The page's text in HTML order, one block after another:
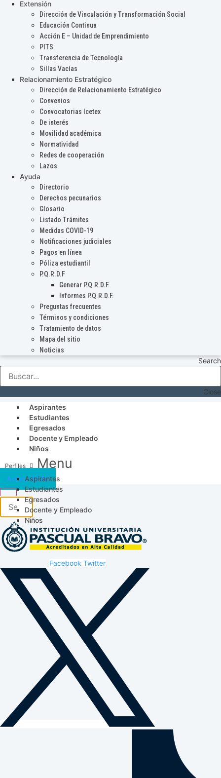
Extensión
Dirección de Vinculación y Transformación Social
Educación Continua
Acción E – Unidad de Emprendimiento
PITS
Transferencia de Tecnología
Sillas Vacías
Relacionamiento Estratégico
Dirección de Relacionamiento Estratégico
Convenios
Convocatorias Icetex
De interés
Movilidad académica
Normatividad
Redes de cooperación
Lazos
Ayuda
Directorio
Derechos pecunarios
Glosario
Listado Trámites
Medidas COVID-19
Notificaciones judiciales
Pagos en línea
Póliza estudiantil
P.Q.R.D.F
Generar P.Q.R.D.F.
Informes P.Q.R.D.F.
Preguntas frecuentes
Términos y condiciones
Tratamiento de datos
Mapa del sitio
Noticias
Search
Close
Aspirantes
Estudiantes
Egresados
Docente y Empleado
Niños
Menu
Aspirantes
Estudiantes
Egresados
Docente y Empleado
Niños
Acceso SICAU
Facebook Twitter